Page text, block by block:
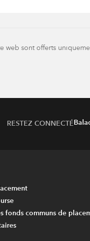
web sont offerts
RESTEZ CONNECTÉ
fonds communs de